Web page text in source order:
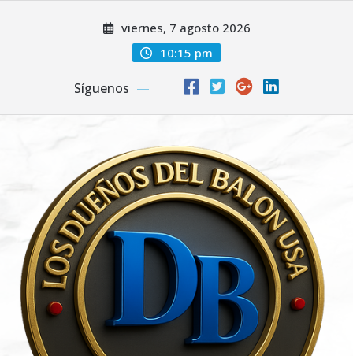
viernes, 7 agosto 2026
10:15 pm
Síguenos